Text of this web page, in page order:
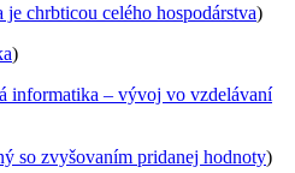
je chrbticou celého hospodárstva)
)
informatika – vývoj vo vzdelávaní
so zvyšovaním pridanej hodnoty)